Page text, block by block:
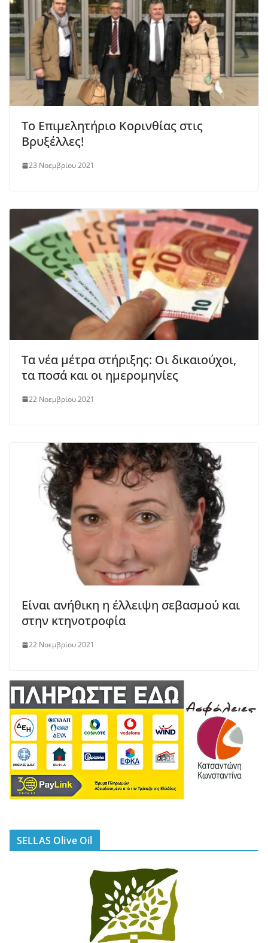
Το Επιμελητήριο Κορινθίας στις
Βρυξέλλες!
23 Νοεμβρίου 2021
Τα νέα μέτρα στήριξης: Οι δικαιούχοι,
τα ποσά και οι ημερομηνίες
22 Νοεμβρίου 2021
Είναι ανήθικη η έλλειψη σεβασμού και
στην κτηνοτροφία
22 Νοεμβρίου 2021
SELLAS Olive Oil